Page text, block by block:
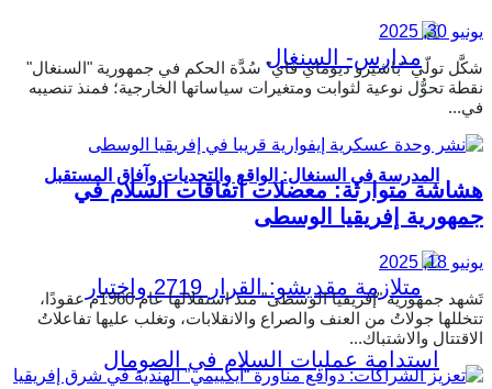
المدرسة في السنغال: الواقع والتحديات وآفاق المستقبل
يونيو 30, 2025
شكَّل تولّي "باشيرو ديوماي فاي" سُدَّة الحكم في جمهورية "السنغال"
نقطة تحوُّل نوعية لثوابت ومتغيرات سياساتها الخارجية؛ فمنذ تنصيبه
في...
هشاشة متوارثة: معضلات اتفاقات السلام في
جمهورية إفريقيا الوسطى
يونيو 18, 2025
تَشهد جمهورية "إفريقيا الوسطى" منذ استقلالها عام 1960م عقودًا،
تتخللها جولاتُ من العنف والصراع والانقلابات، وتغلب عليها تفاعلاتُ
الاقتتال والاشتباك...